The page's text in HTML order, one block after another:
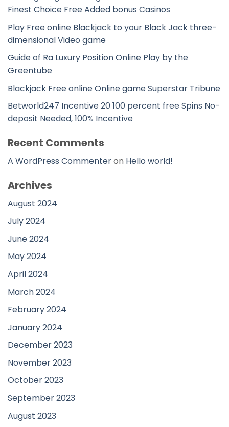
Finest Choice Free Added bonus Casinos
Play Free online Blackjack to your Black Jack three-
dimensional Video game
Guide of Ra Luxury Position Online Play by the
Greentube
Blackjack Free online Online game Superstar Tribune
Betworld247 Incentive 20 100 percent free Spins No-
deposit Needed, 100% Incentive
Recent Comments
A WordPress Commenteron Hello world!
Archives
August 2024
July 2024
June 2024
May 2024
April 2024
March 2024
February 2024
January 2024
December 2023
November 2023
October 2023
September 2023
August 2023